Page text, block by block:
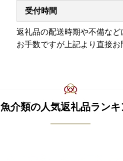
手数ではございますがお問い
りからお日にちが経過した後
ご了承ください。
■返礼品と関係書類の発送に
発送スケジュールは以下になり
▼寄附金受領証明書
お礼の特産品とは別にお送り
※12月16日以降のお申込みに
受付時間
返礼品の配送時期や不備など
お手数ですが上記より直接お
魚介類の人気返礼品ランキ